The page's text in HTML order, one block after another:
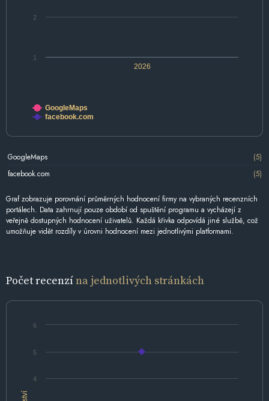
2026
1
2
GoogleMaps
facebook.com
GoogleMaps
(5)
facebook.com
(5)
Graf zobrazuje porovnání průměrných hodnocení firmy na vybraných recenzních
portálech. Data zahrnují pouze období od spuštění programu a vycházejí z
veřejně dostupných hodnocení uživatelů. Každá křivka odpovídá jiné službě, což
umožňuje vidět rozdíly v úrovni hodnocení mezi jednotlivými platformami.
Počet recenzína jednotlivých stránkách
4
5
6